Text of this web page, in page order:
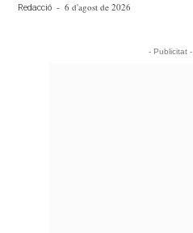
Redacció - 6 d'agost de 2026
- Publicitat -